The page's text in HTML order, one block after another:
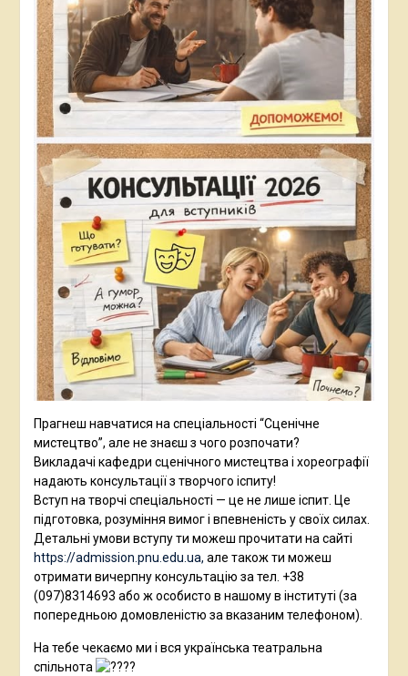
Прагнеш навчатися на спеціальності “Сценічне
мистецтво”, але не знаєш з чого розпочати?
Викладачі кафедри сценічного мистецтва і хореографії
надають консультації з творчого іспиту!
Вступ на творчі спеціальності — це не лише іспит. Це
підготовка, розуміння вимог і впевненість у своїх силах.
Детальні умови вступу ти можеш прочитати на сайті
https://admission.pnu.edu.ua, але також ти можеш
отримати вичерпну консультацію за тел. +38
(097)8314693 або ж особисто в нашому в інституті (за
попередньою домовленістю за вказаним телефоном).
На тебе чекаємо ми і вся українська театральна
спільнота